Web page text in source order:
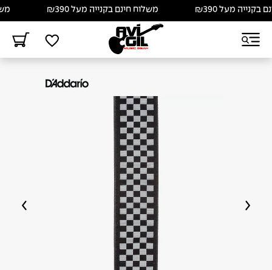
מעל ₪390 משלוח חינם בקנייה מעל ₪390